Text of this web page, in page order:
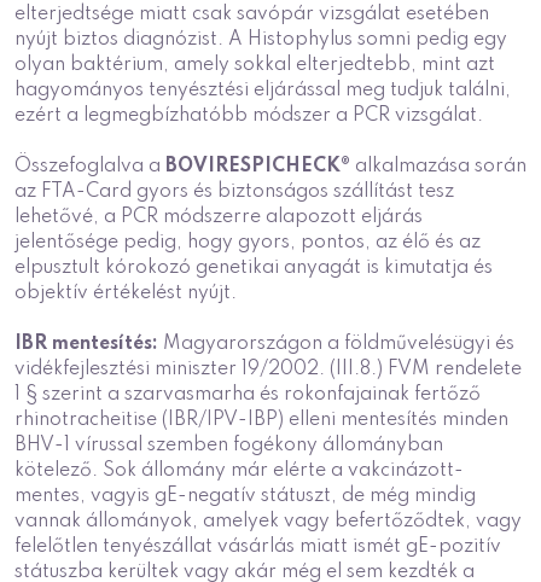
elterjedtsége miatt csak savópár vizsgálat esetében
nyújt biztos diagnózist. A Histophylus somni pedig egy
olyan baktérium, amely sokkal elterjedtebb, mint azt
hagyományos tenyésztési eljárással meg tudjuk találni,
ezért a legmegbízhatóbb módszer a PCR vizsgálat.
Összefoglalva a BOVIRESPICHECK® alkalmazása során
az FTA-Card gyors és biztonságos szállítást tesz
lehetővé, a PCR módszerre alapozott eljárás
jelentősége pedig, hogy gyors, pontos, az élő és az
elpusztult kórokozó genetikai anyagát is kimutatja és
objektív értékelést nyújt.
IBR mentesítés: Magyarországon a földművelésügyi és
vidékfejlesztési miniszter 19/2002. (III.8.) FVM rendelete
1 § szerint a szarvasmarha és rokonfajainak fertőző
rhinotracheitise (IBR/IPV-IBP) elleni mentesítés minden
BHV-1 vírussal szemben fogékony állományban
kötelező. Sok állomány már elérte a vakcinázott-
mentes, vagyis gE-negatív státuszt, de még mindig
vannak állományok, amelyek vagy befertőződtek, vagy
felelőtlen tenyészállat vásárlás miatt ismét gE-pozitív
státuszba kerültek vagy akár még el sem kezdték a